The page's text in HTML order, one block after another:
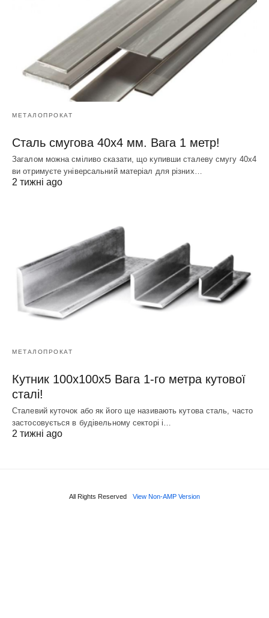
МЕТАЛОПРОКАТ
Сталь смугова 40х4 мм. Вага 1 метр!
Загалом можна сміливо сказати, що купивши сталеву смугу 40х4
ви отримуєте універсальний матеріал для різних…
2 тижні ago
МЕТАЛОПРОКАТ
Кутник 100х100х5 Вага 1-го метра кутової
сталі!
Сталевий куточок або як його ще називають кутова сталь, часто
застосовується в будівельному секторі і…
2 тижні ago
All Rights Reserved View Non-AMP Version